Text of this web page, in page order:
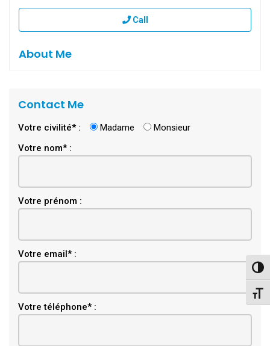
Call
About Me
Contact Me
Votre civilité* : Madame
Monsieur
Votre nom* :
Votre prénom :
Votre email* :
Votre téléphone* :